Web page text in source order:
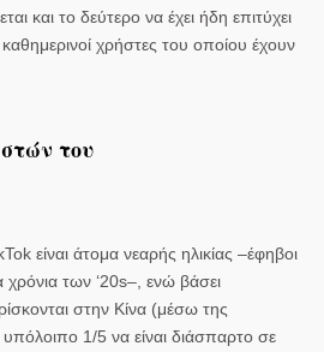
και το δεύτερο να έχει ήδη επιτύχει
χρήστες του οποίου έχουν
του
είναι άτομα νεαρής ηλικίας –έφηβοι
των ‘20s–, ενώ βάσει
στην Κίνα (μέσω της
1/5 να είναι διάσπαρτο σε